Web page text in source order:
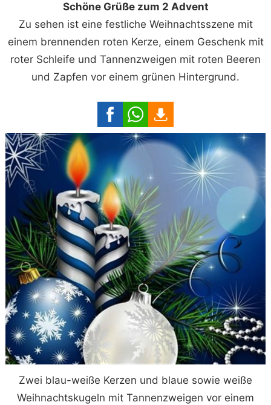
Schöne Grüße zum 2 Advent
Zu sehen ist eine festliche Weihnachtsszene mit
einem brennenden roten Kerze, einem Geschenk mit
roter Schleife und Tannenzweigen mit roten Beeren
und Zapfen vor einem grünen Hintergrund.
Zwei blau-weiße Kerzen und blaue sowie weiße
Weihnachtskugeln mit Tannenzweigen vor einem